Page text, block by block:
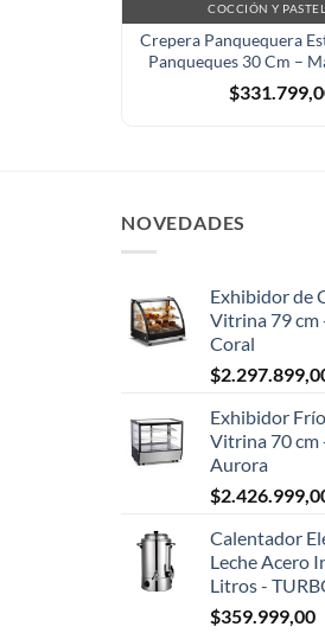
COCCIÓN Y
Crepera Panquequera
Panqueques 30 Cm –
$
NOVEDADES
Exhibidor de
Vitrina 79 cm
Coral
$
Exhibidor
Vitrina 70 cm
Aurora
$
Calentador
Leche Acero
Litros -
$359.999,00